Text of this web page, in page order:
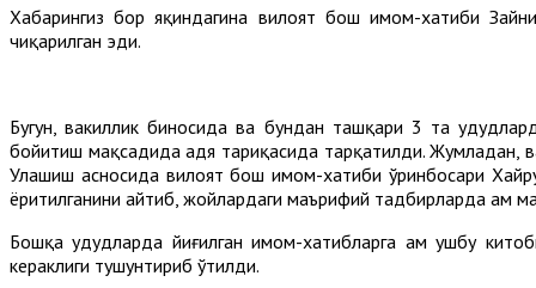
Хабарингиз бор яқиндагина вилоят бош имом-хатиби
чиқарилган эди.
Бугун, вакиллик биносида ва бундан ташқари 3 та
бойитиш мақсадида ҳадя тариқасида тарқатилди. Жумладан,
Улашиш асносида вилоят бош имом-хатиби ўринбосари
ёритилганини айтиб, жойлардаги маърифий тадбирларда ҳам
Бошқа ҳудудларда йиғилган имом-хатибларга ҳам ушбу
кераклиги тушунтириб ўтилди.